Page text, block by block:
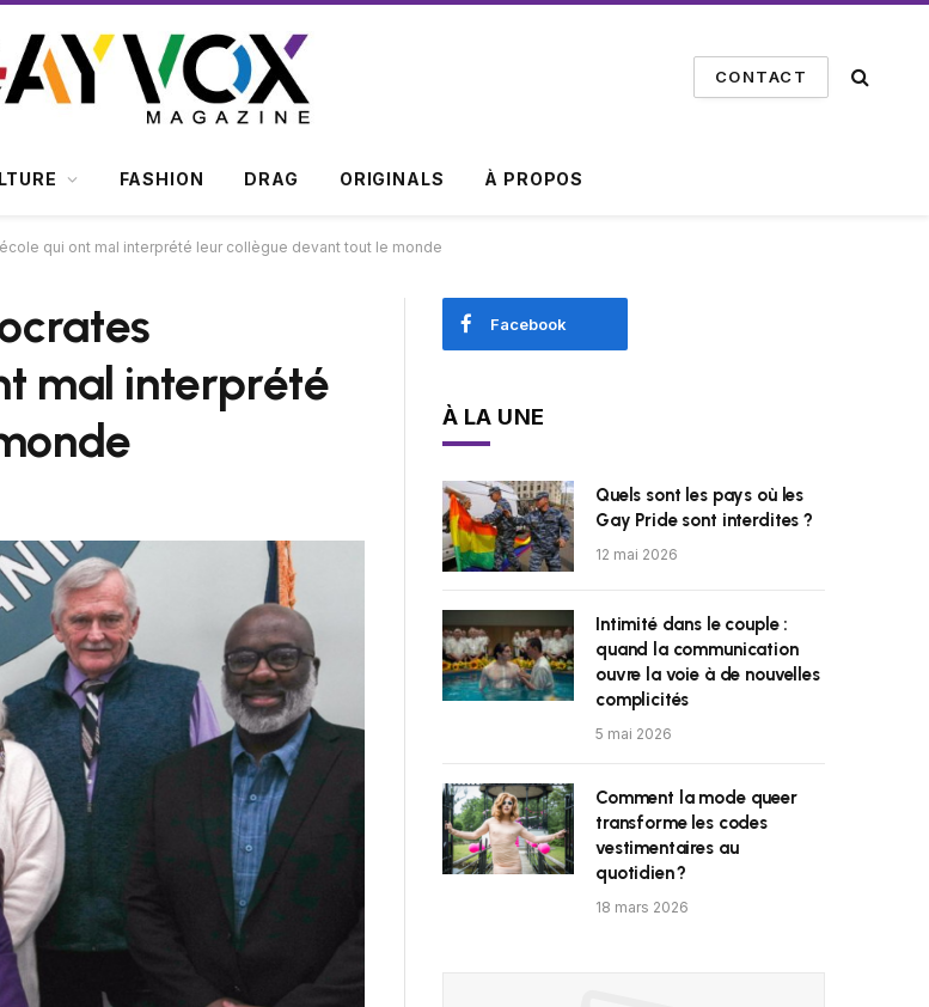
CONTACT
FASHION DRAG ORIGINALS À PROPOS
qui ont mal interprété leur collègue devant tout le monde
mal interprété
Facebook
À LA UNE
Quels sont les pays où les
Gay Pride sont interdites ?
12 mai 2026
Intimité dans le couple :
quand la communication
ouvre la voie à de nouvelles
complicités
5 mai 2026
Comment la mode queer
transforme les codes
vestimentaires au
quotidien ?
18 mars 2026